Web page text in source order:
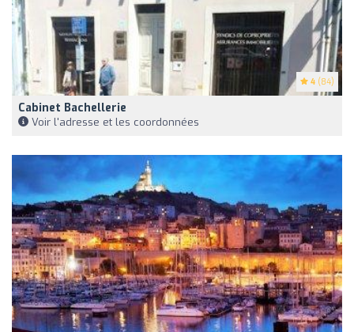
4 (84)
Cabinet Bachellerie
Voir l'adresse et les coordonnées